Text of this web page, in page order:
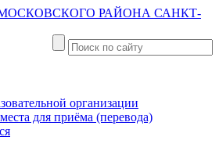
РАЙОНА САНКТ-
организации
для приёма (перевода)